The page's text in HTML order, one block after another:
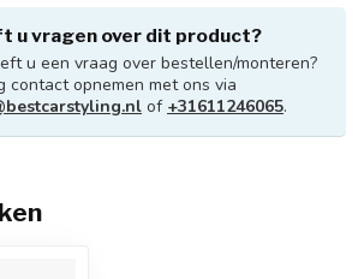
u vragen over dit product?
u een vraag over bestellen/monteren?
contact opnemen met ons via
of +31611246065.